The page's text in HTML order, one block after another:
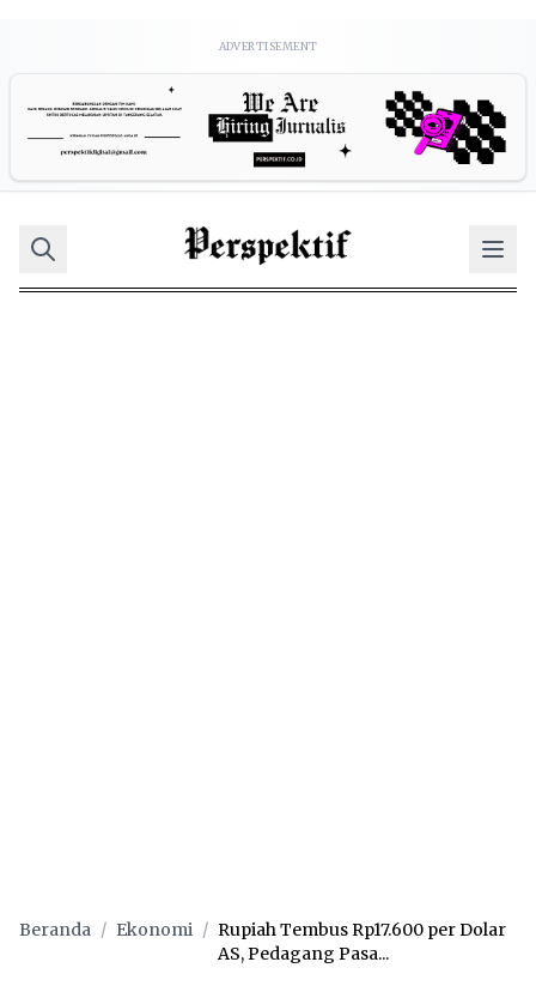
ADVERTISEMENT
Beranda / Ekonomi / Rupiah Tembus Rp17.600 per Dolar
AS, Pedagang Pasa...